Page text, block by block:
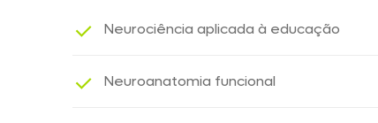
Neurociência aplicada à educação
Neuroanatomia funcional